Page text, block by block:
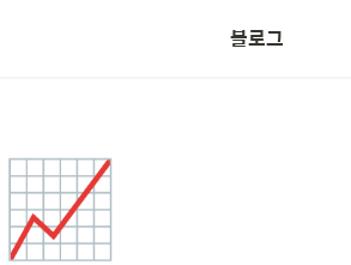
블로그
Treasurer News
📈